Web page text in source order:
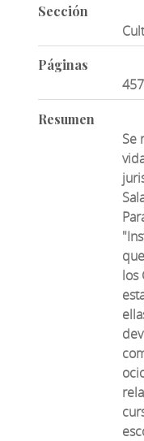
Sección
Páginas
Resumen
Se
los